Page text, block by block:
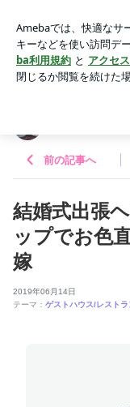
パレスの花嫁 |
アプリをダウンロー
ょう。
前の記事へ
結婚式出張
ップでお色
嫁
2019年06月14日
テーマ： ゲストハウス/レスト